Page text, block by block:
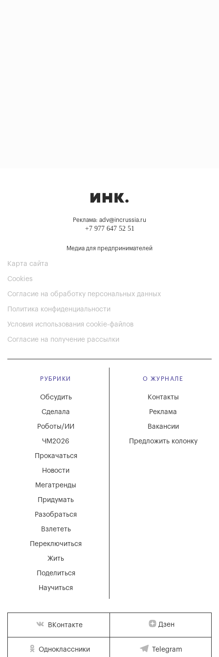
Реклама: adv@incrussia.ru
+7 977 647 52 51
Медиа для предпринимателей
Карта сайта
Cookies
Согласие на обработку персональных данных
Политика конфиденциальности
Условия использования cookie-файлов
Согласие на получение рассылки
РУБРИКИ
Мегатренды
Придумать
Разобраться
Взлететь
Новости
Переключиться
Жить
Поделиться
Научиться
Обсудить
Сделала
Роботы/ИИ
ЧМ2026
Прокачаться
О ЖУРНАЛЕ
Вакансии
Реклама
Контакты
Предложить колонку
ВКонтакте Дзен
Одноклассники Telegram